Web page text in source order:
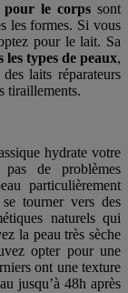
le corps sont
les formes. Si vous
pour le lait. Sa
les types de peaux,
laits réparateurs
tiraillements.
hydrate votre
de problèmes
particulièrement
tourner vers des
naturels qui
la peau très sèche
opter pour une
ont une texture
jusqu’à 48h après